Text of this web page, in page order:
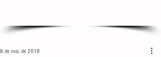
8 de mai. de 2018